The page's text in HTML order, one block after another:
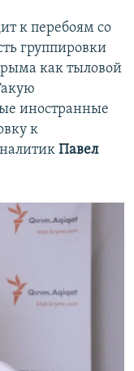
к перебоям со
группировки
как тыловой
иностранные
к
Павел